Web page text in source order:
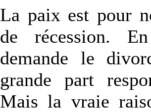
La paix est pour
de récession.
demande le
grande part
Mais la vraie